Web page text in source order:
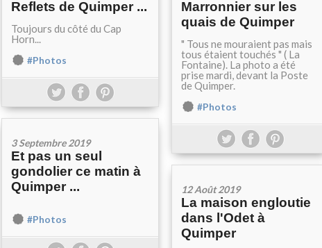
Reflets de Quimper ...
Toujours du côté du Cap
Horn...
#Photos
Marronnier sur les
quais de Quimper
" Tous ne mouraient pas mais
tous étaient touchés " ( La
Fontaine). La photo a été
prise mardi, devant la Poste
de Quimper.
#Photos
3 Septembre 2019
Et pas un seul
gondolier ce matin à
Quimper ...
#Photos
12 Août 2019
La maison engloutie
dans l'Odet à
Quimper